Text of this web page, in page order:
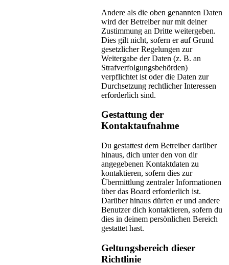
Andere als die oben genannten Daten
wird der Betreiber nur mit deiner
Zustimmung an Dritte weitergeben.
Dies gilt nicht, sofern er auf Grund
gesetzlicher Regelungen zur
Weitergabe der Daten (z. B. an
Strafverfolgungsbehörden)
verpflichtet ist oder die Daten zur
Durchsetzung rechtlicher Interessen
erforderlich sind.
Gestattung der
Kontaktaufnahme
Du gestattest dem Betreiber darüber
hinaus, dich unter den von dir
angegebenen Kontaktdaten zu
kontaktieren, sofern dies zur
Übermittlung zentraler Informationen
über das Board erforderlich ist.
Darüber hinaus dürfen er und andere
Benutzer dich kontaktieren, sofern du
dies in deinem persönlichen Bereich
gestattet hast.
Geltungsbereich dieser
Richtlinie